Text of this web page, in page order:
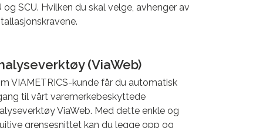
og SCU. Hvilken du skal velge, avhenger av
(ViaWeb)
VIAMETRICS-kunde får du automatisk
til vårt varemerkebeskyttede
ViaWeb. Med dette enkle og
grensesnittet kan du legge opp og